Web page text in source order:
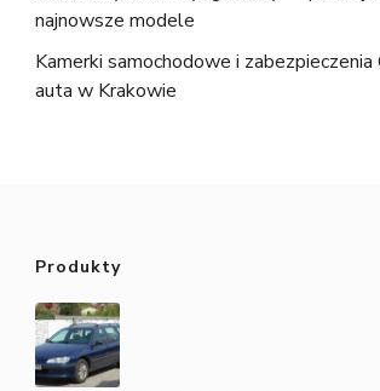
najnowsze modele
Kamerki samochodowe i zabezpieczenia
auta w Krakowie
Produkty